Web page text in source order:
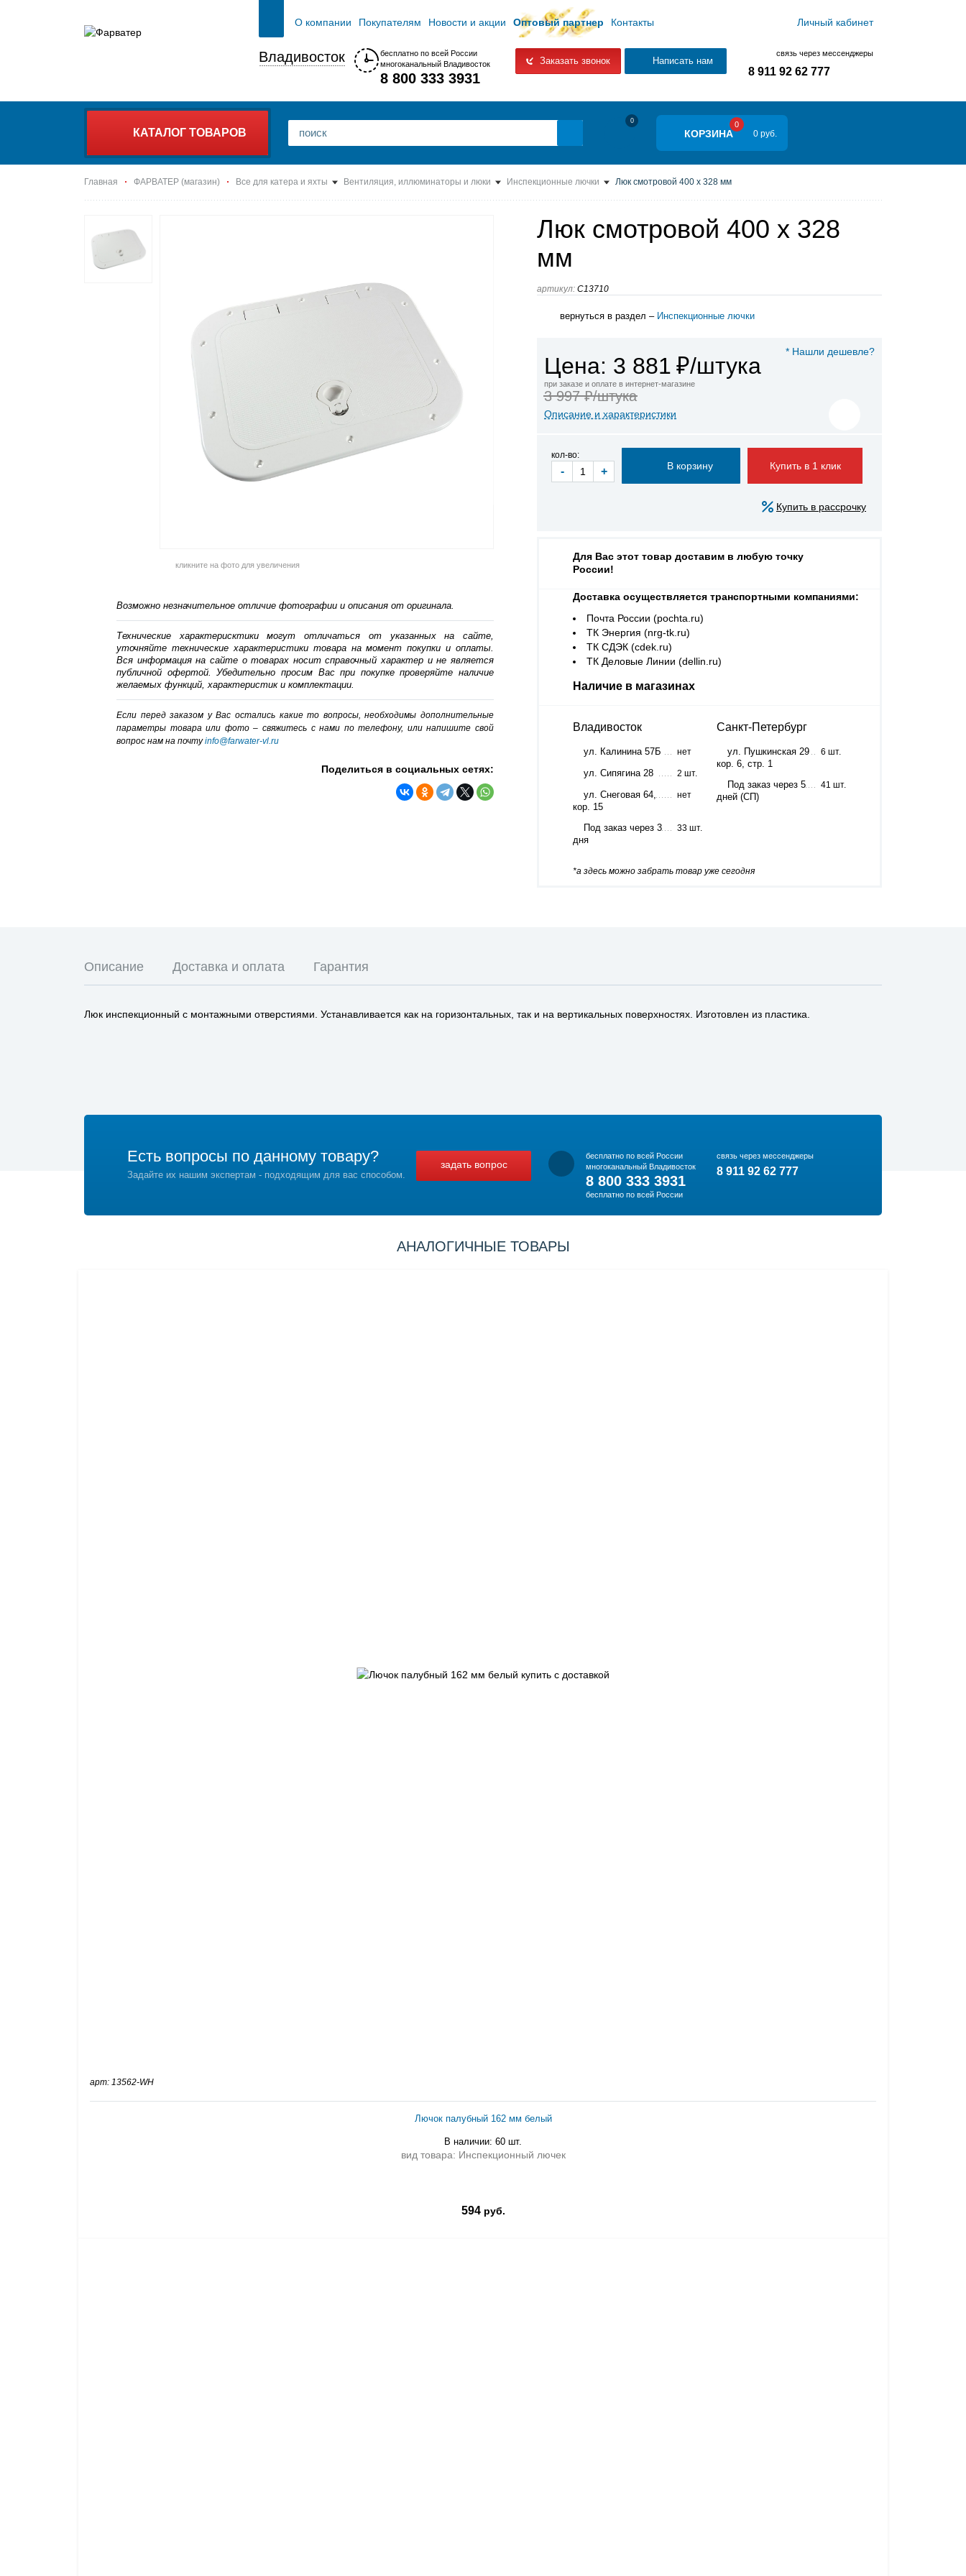
О компании Покупателям Новости и акции Оптовый партнер Контакты Личный кабинет
Владивосток
бесплатно по всей России
многоканальный Владивосток
8 800 333 3931
Заказать звонок Написать нам
связь через мессенджеры
8 911 92 62 777
КАТАЛОГ ТОВАРОВ
0
КОРЗИНА
0
0 руб.
Главная ФАРВАТЕР (магазин) Все для катера и яхты Вентиляция, иллюминаторы и люки Инспекционные лючки Люк смотровой 400 х 328 мм
Люк смотровой 400 х 328
мм
артикул: C13710
вернуться в раздел – Инспекционные лючки
кликните на фото для увеличения
Возможно незначительное отличие фотографии и описания от оригинала.
Технические характерисктики могут отличаться от указанных на сайте,
уточняйте технические характеристики товара на момент покупки и оплаты.
Вся информация на сайте о товарах носит справочный характер и не является
публичной офертой. Убедительно просим Вас при покупке проверяйте наличие
желаемых функций, характеристик и комплектации.
Если перед заказом у Вас остались какие то вопросы, необходимы дополнительные
параметры товара или фото – cвяжитесь с нами по телефону, или напишите свой
вопрос нам на почтуinfo@farwater-vl.ru
Поделиться в социальных сетях:
* Нашли дешевле?
Цена: 3 881 ₽/штука
при заказе и оплате в интернет-магазине
3 997 ₽/штука
Описание и характеристики
кол-во:
- + Купить в 1 клик
Купить в рассрочку
Для Вас этот товар доставим в любую точку
России!
Доставка осуществляется транспортными компаниями:
Почта России (pochta.ru)
ТК Энергия (nrg-tk.ru)
ТК СДЭК (cdek.ru)
ТК Деловые Линии (dellin.ru)
Наличие в магазинах
Владивосток
ул. Калинина 57Б нет
ул. Сипягина 28 2 шт.
ул. Снеговая 64,
кор. 15
нет
Под заказ через 3
дня
33 шт.
Санкт-Петербург
ул. Пушкинская 29
кор. 6, стр. 1
6 шт.
Под заказ через 5
дней (СП)
41 шт.
*а здесь можно забрать товар уже сегодня
Описание Доставка и оплата Гарантия
Люк инспекционный с монтажными отверстиями. Устанавливается как на горизонтальных, так и на вертикальных поверхностях. Изготовлен из пластика.
Есть вопросы по данному товару?
Задайте их нашим экспертам - подходящим для вас способом.
задать вопрос
бесплатно по всей России
многоканальный Владивосток
8 800 333 3931
бесплатно по всей России
связь через мессенджеры
8 911 92 62 777
АНАЛОГИЧНЫЕ ТОВАРЫ
арт: 13562-WH
Лючок палубный 162 мм белый
В наличии: 60 шт.
вид товара: Инспекционный лючек
594руб.